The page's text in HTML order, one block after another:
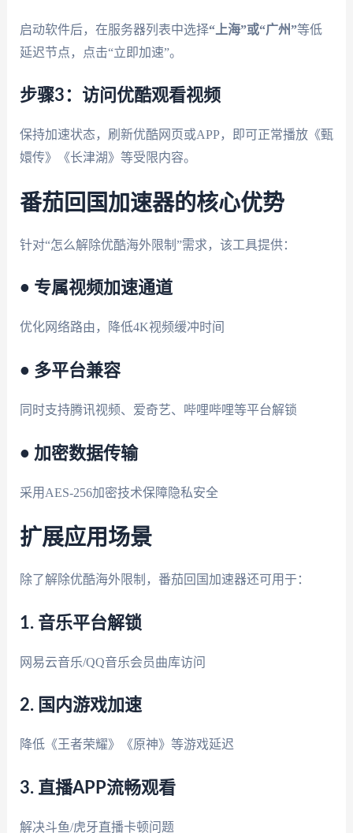
启动软件后，在服务器列表中选择“上海”或“广州”等低
延迟节点，点击“立即加速”。
步骤3：访问优酷观看视频
保持加速状态，刷新优酷网页或APP，即可正常播放《甄
嬛传》《长津湖》等受限内容。
番茄回国加速器的核心优势
针对“怎么解除优酷海外限制”需求，该工具提供：
• 专属视频加速通道
优化网络路由，降低4K视频缓冲时间
• 多平台兼容
同时支持腾讯视频、爱奇艺、哔哩哔哩等平台解锁
• 加密数据传输
采用AES-256加密技术保障隐私安全
扩展应用场景
除了解除优酷海外限制，番茄回国加速器还可用于：
1. 音乐平台解锁
网易云音乐/QQ音乐会员曲库访问
2. 国内游戏加速
降低《王者荣耀》《原神》等游戏延迟
3. 直播APP流畅观看
解决斗鱼/虎牙直播卡顿问题